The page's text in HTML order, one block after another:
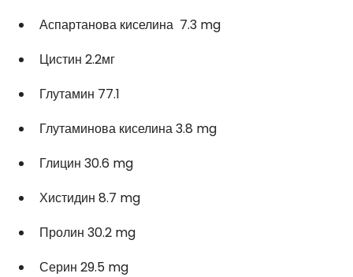
Аспартанова киселина  7.3 mg
Цистин 2.2мг
Глутамин 77.1
Глутаминова киселина 3.8 mg
Глицин 30.6 mg
Хистидин 8.7 mg
Пролин 30.2 mg
Серин 29.5 mg